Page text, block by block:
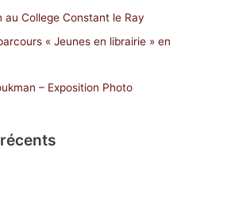
au College Constant le Ray
« Jeunes en librairie » en
– Exposition Photo